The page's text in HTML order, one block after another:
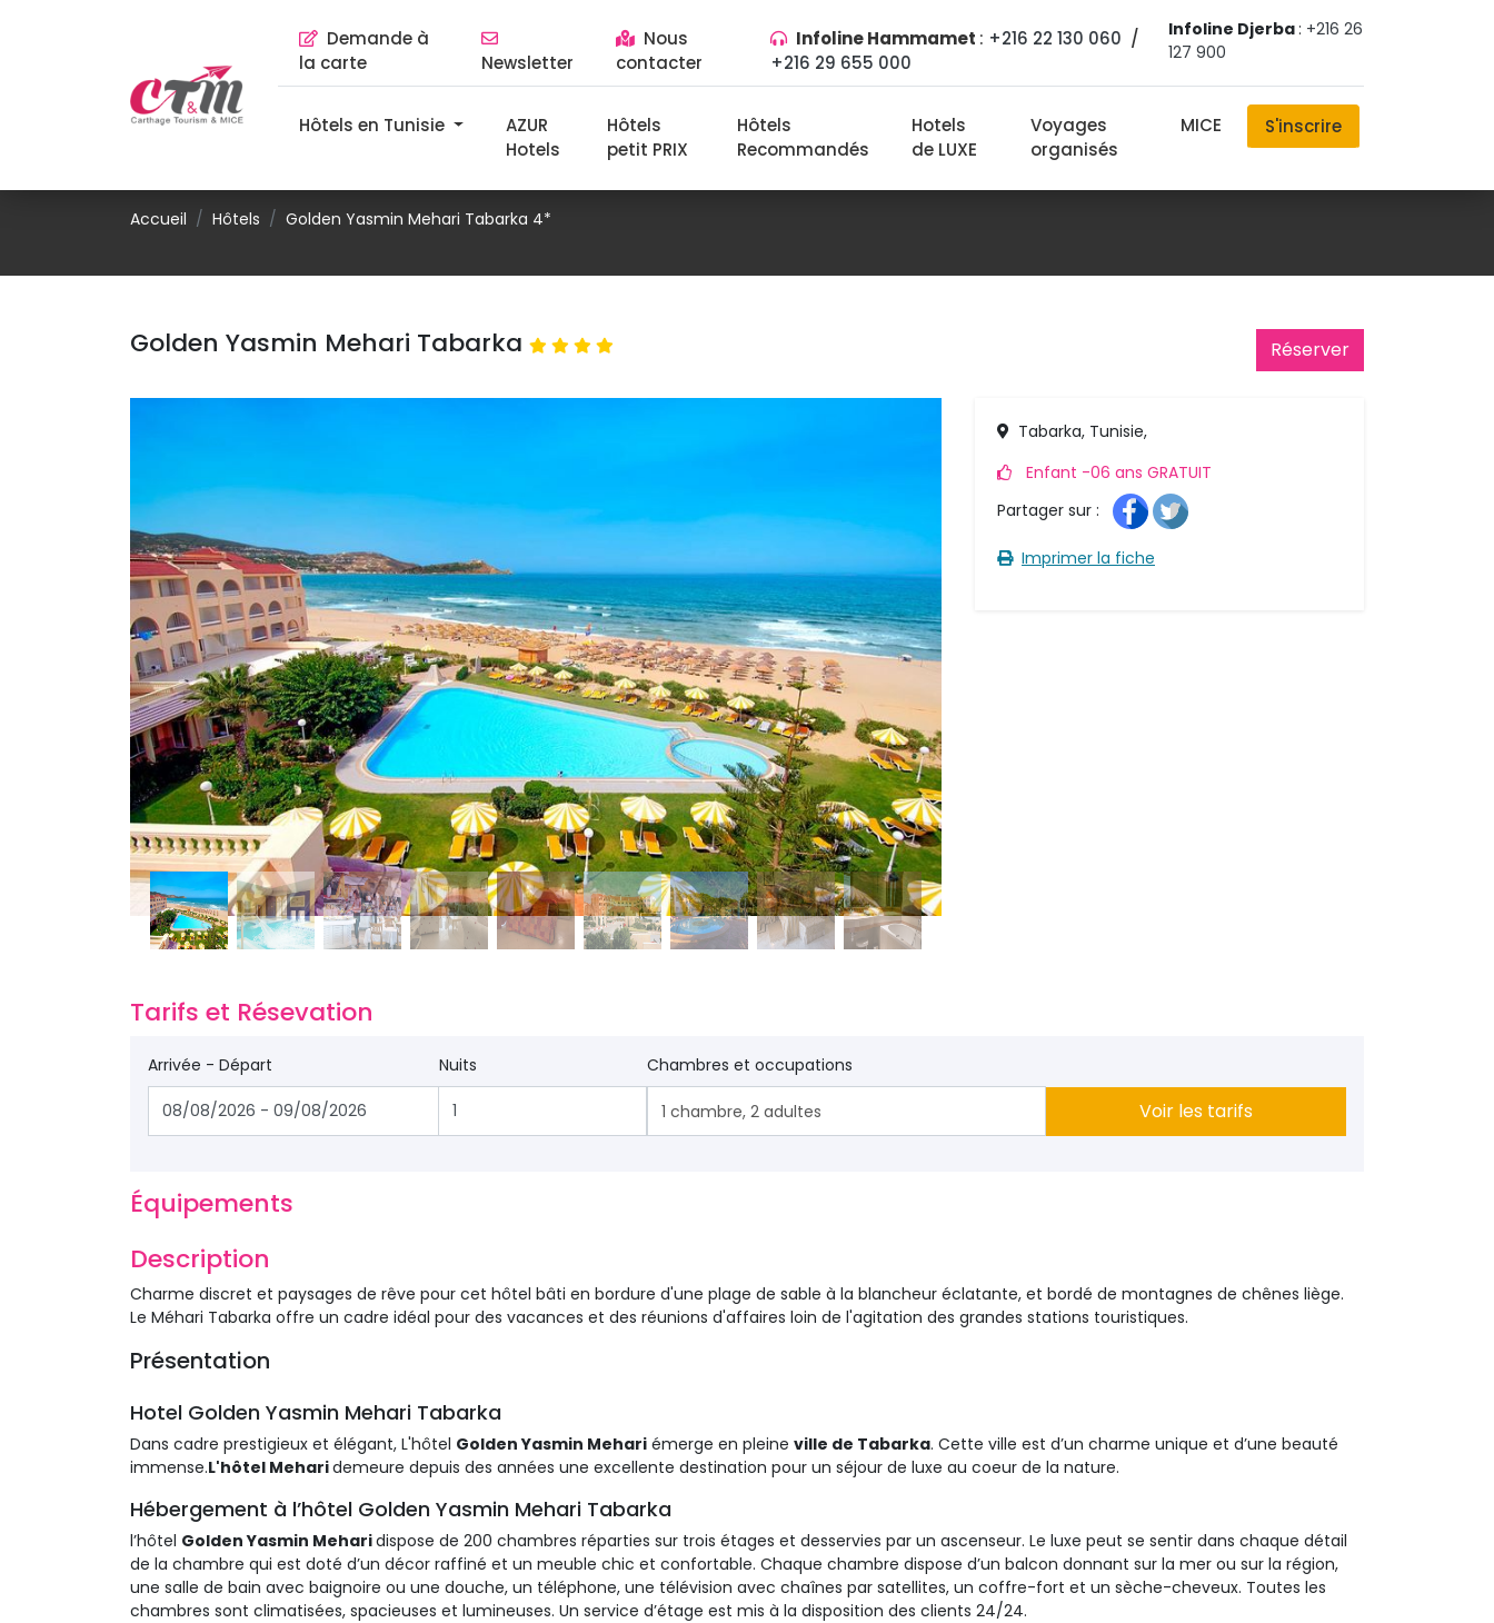
Demande à
la carte
Newsletter
Nous
contacter
Infoline Hammamet : +216 22 130 060 /
+216 29 655 000
Infoline Djerba: +216 26
127 900
Hôtels en Tunisie
AZUR
Hotels
Hôtels
petit PRIX
Hôtels
Recommandés
Hotels
de LUXE
Voyages
organisés
MICE S'inscrire
Accueil Hôtels Golden Yasmin Mehari Tabarka 4*
Golden Yasmin Mehari Tabarka Réserver
Tabarka, Tunisie,
Enfant -06 ans GRATUIT
Partager sur :
Imprimer la fiche
Tarifs et Résevation
Arrivée - Départ Nuits Chambres et occupations
1 chambre,2 adultes Voir les tarifs
Équipements
Description
Charme discret et paysages de rêve pour cet hôtel bâti en bordure d'une plage de sable à la blancheur éclatante, et bordé de montagnes de chênes liège.
Le Méhari Tabarka offre un cadre idéal pour des vacances et des réunions d'affaires loin de l'agitation des grandes stations touristiques.
Présentation
Hotel Golden Yasmin Mehari Tabarka
Dans cadre prestigieux et élégant, L'hôtel Golden Yasmin Mehari émerge en pleine ville de Tabarka. Cette ville est d’un charme unique et d’une beauté
immense.L'hôtel Meharidemeure depuis des années une excellente destination pour un séjour de luxe au coeur de la nature.
Hébergement à l’hôtel Golden Yasmin Mehari Tabarka
l’hôtel Golden Yasmin Meharidispose de 200 chambres réparties sur trois étages et desservies par un ascenseur. Le luxe peut se sentir dans chaque détail
de la chambre qui est doté d’un décor raffiné et un meuble chic et confortable. Chaque chambre dispose d’un balcon donnant sur la mer ou sur la région,
une salle de bain avec baignoire ou une douche, un téléphone, une télévision avec chaînes par satellites, un coffre-fort et un sèche-cheveux. Toutes les
chambres sont climatisées, spacieuses et lumineuses. Un service d’étage est mis à la disposition des clients 24/24.